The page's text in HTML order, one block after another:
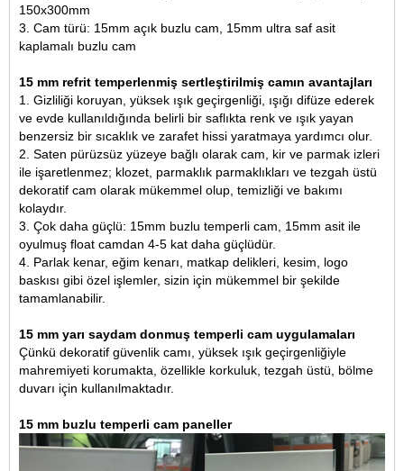
150x300mm
3. Cam türü: 15mm açık buzlu cam, 15mm ultra saf asit
kaplamalı buzlu cam
15 mm refrit temperlenmiş sertleştirilmiş camın avantajları
1. Gizliliği koruyan, yüksek ışık geçirgenliği, ışığı difüze ederek
ve evde kullanıldığında belirli bir saflıkta renk ve ışık yayan
benzersiz bir sıcaklık ve zarafet hissi yaratmaya yardımcı olur.
2. Saten pürüzsüz yüzeye bağlı olarak cam, kir ve parmak izleri
ile işaretlenmez; klozet, parmaklık parmaklıkları ve tezgah üstü
dekoratif cam olarak mükemmel olup, temizliği ve bakımı
kolaydır.
3. Çok daha güçlü: 15mm buzlu temperli cam, 15mm asit ile
oyulmuş float camdan 4-5 kat daha güçlüdür.
4. Parlak kenar, eğim kenarı, matkap delikleri, kesim, logo
baskısı gibi özel işlemler, sizin için mükemmel bir şekilde
tamamlanabilir.
15 mm yarı saydam donmuş temperli cam uygulamaları
Çünkü dekoratif güvenlik camı, yüksek ışık geçirgenliğiyle
mahremiyeti korumakta, özellikle korkuluk, tezgah üstü, bölme
duvarı için kullanılmaktadır.
15 mm buzlu temperli cam paneller